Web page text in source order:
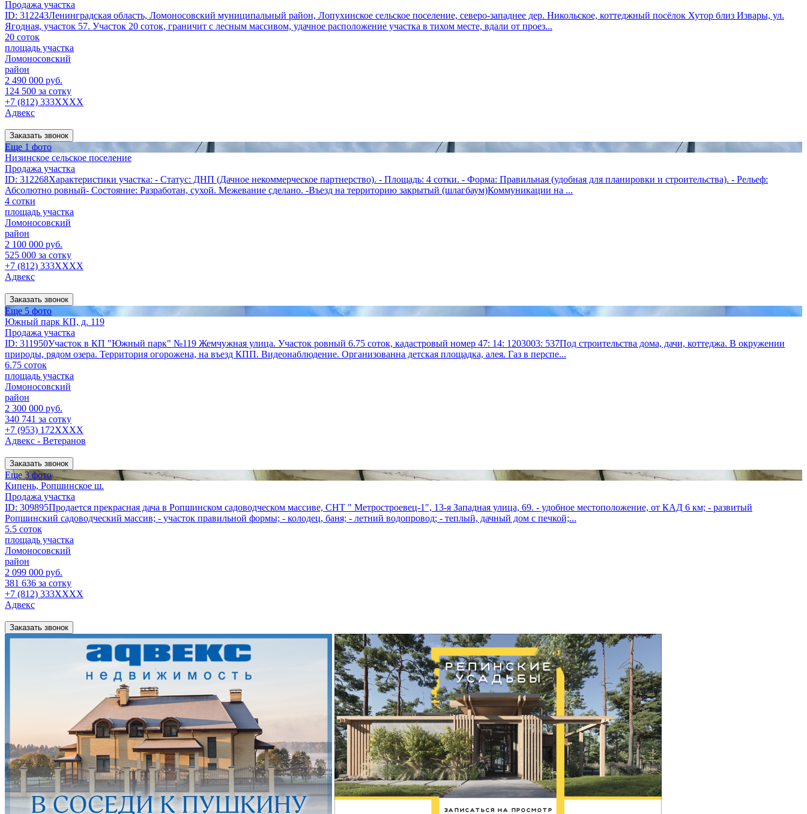
Продажа участка
ID: 312243Ленинградская область, Ломоносовский муниципальный район, Лопухинское сельское поселение, северо-западнее дер. Никольское, коттеджный посёлок Хутор близ Извары, ул.
Ягодная, участок 57. Участок 20 соток, граничит с лесным массивом, удачное расположение участка в тихом месте, вдали от проез...
20 соток
площадь участка
Ломоносовский
район
2 490 000 руб.
124 500 за сотку
+7 (812) 333XXXX
Адвекс
Заказать звонок
Еще 1 фото
Низинское сельское поселение
Продажа участка
ID: 312268Характеристики участка: - Статус: ДНП (Дачное некоммерческое партнерство). - Площадь: 4 сотки. - Форма: Правильная (удобная для планировки и строительства). - Рельеф:
Абсолютно ровный- Состояние: Разработан, сухой. Межевание сделано. -Въезд на территорию закрытый (шлагбаум)Коммуникации на ...
4 сотки
площадь участка
Ломоносовский
район
2 100 000 руб.
525 000 за сотку
+7 (812) 333XXXX
Адвекс
Заказать звонок
Еще 5 фото
Южный парк КП, д. 119
Продажа участка
ID: 311950Участок в КП "Южный парк" №119 Жемчужная улица. Участок ровный 6.75 соток, кадастровый номер 47: 14: 1203003: 537Под строительства дома, дачи, коттеджа. В окружении
природы, рядом озера. Территория огорожена, на въезд КПП. Видеонаблюдение. Организованна детская площадка, алея. Газ в перспе...
6.75 соток
площадь участка
Ломоносовский
район
2 300 000 руб.
340 741 за сотку
+7 (953) 172XXXX
Адвекс - Ветеранов
Заказать звонок
Еще 3 фото
Кипень, Ропшинское ш.
Продажа участка
ID: 309895Продается прекрасная дача в Ропшинском садоводческом массиве, СНТ " Метростроевец-1", 13-я Западная улица, 69. - удобное местоположение, от КАД 6 км; - развитый
Ропшинский садоводческий массив; - участок правильной формы; - колодец, баня; - летний водопровод; - теплый, дачный дом с печкой;...
5.5 соток
площадь участка
Ломоносовский
район
2 099 000 руб.
381 636 за сотку
+7 (812) 333XXXX
Адвекс
Заказать звонок